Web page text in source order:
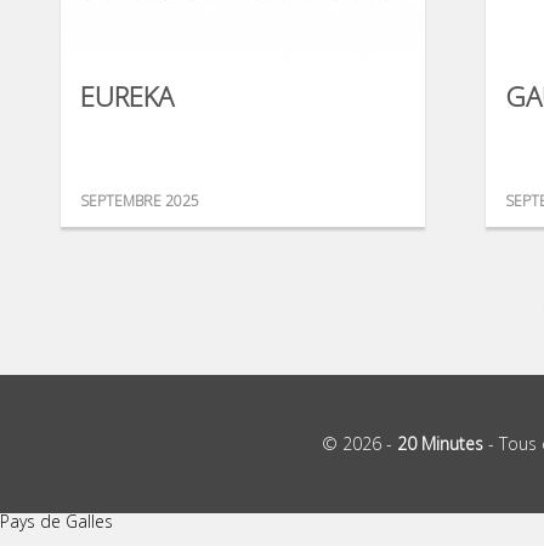
EUREKA
SEPTEMBRE 2025
© 2026 - 20 Minutes -
Pays de Galles